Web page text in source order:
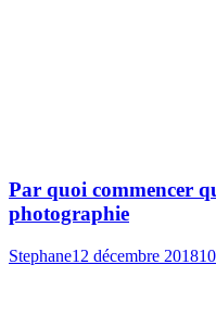
Par quoi commencer
photographie
Stephane12 décembre 2018